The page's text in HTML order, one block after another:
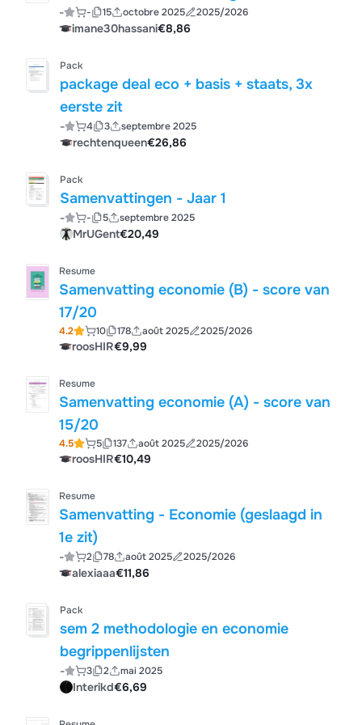
- - 15 octobre 2025 2025/2026
imane30hassani€8,86
Pack
package deal eco + basis + staats, 3x
eerste zit
- 4 3 septembre 2025
rechtenqueen€26,86
Pack
Samenvattingen - Jaar 1
- - 5 septembre 2025
MrUGent€20,49
Resume
Samenvatting economie (B) - score van
17/20
4.2 10 178 août 2025 2025/2026
roosHIR€9,99
Resume
Samenvatting economie (A) - score van
15/20
4.5 5 137 août 2025 2025/2026
roosHIR€10,49
Resume
Samenvatting - Economie (geslaagd in
1e zit)
- 2 78 août 2025 2025/2026
alexiaaa€11,86
Pack
sem 2 methodologie en economie
begrippenlijsten
- 3 2 mai 2025
Interikd€6,69